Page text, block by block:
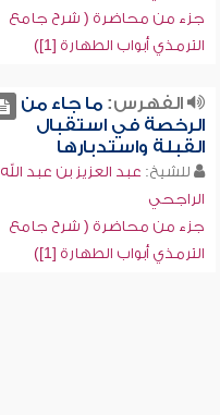
جزء من محاضرة ( شرح جامع
الترمذي أبواب الطهارة [1])
الفهرس:ما جاء من
الرخصة في استقبال
القبلة واستدبارها
للشيخ: عبد العزيز بن عبد الله
الراجحي
جزء من محاضرة ( شرح جامع
الترمذي أبواب الطهارة [1])